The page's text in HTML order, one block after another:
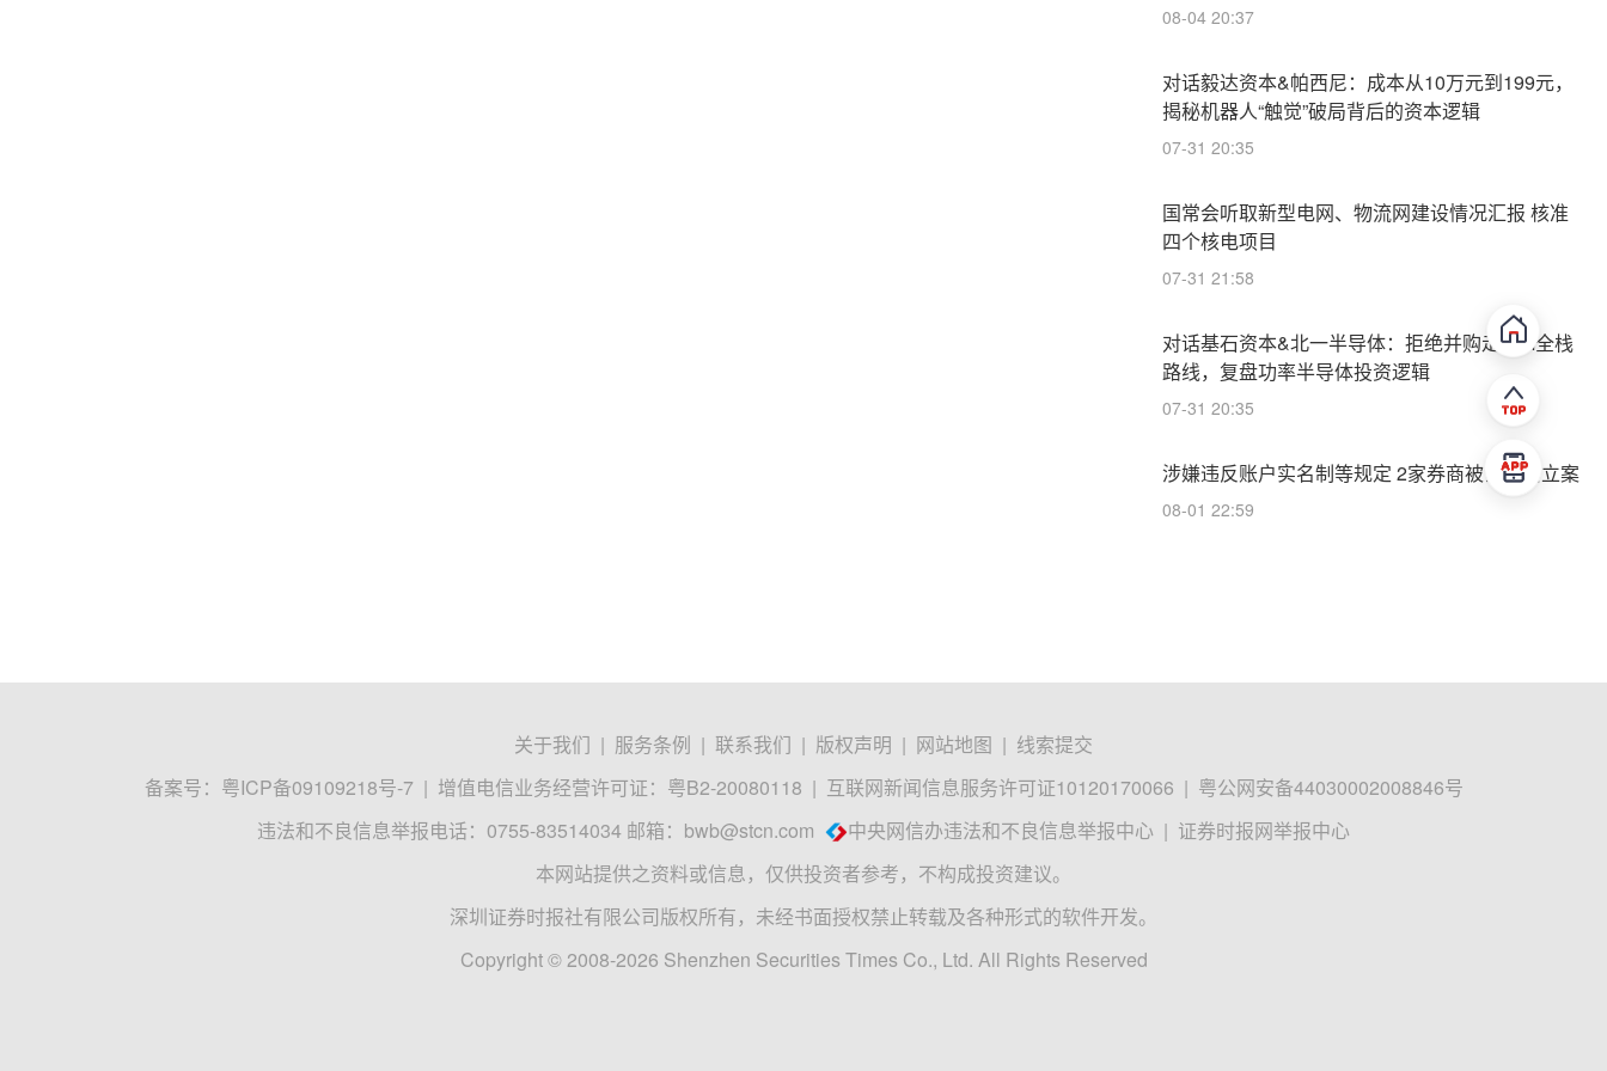
08-04 20:37
对话毅达资本&帕西尼：成本从10万元到199元，
揭秘机器人“触觉”破局背后的资本逻辑
07-31 20:35
国常会听取新型电网、物流网建设情况汇报 核准
四个核电项目
07-31 21:58
对话基石资本&北一半导体：拒绝并购走IDM全栈
路线，复盘功率半导体投资逻辑
07-31 20:35
涉嫌违反账户实名制等规定 2家券商被证监会立案
08-01 22:59
关于我们 | 服务条例 | 联系我们 | 版权声明 | 网站地图 | 线索提交
备案号： 粤ICP备09109218号-7 | 增值电信业务经营许可证：粤B2-20080118 | 互联网新闻信息服务许可证10120170066 | 粤公网安备44030002008846号
违法和不良信息举报电话：0755-83514034 邮箱： bwb@stcn.com 中央网信办违法和不良信息举报中心 | 证券时报网举报中心
本网站提供之资料或信息，仅供投资者参考，不构成投资建议。
深圳证券时报社有限公司版权所有，未经书面授权禁止转载及各种形式的软件开发。
Copyright © 2008-2026 Shenzhen Securities Times Co., Ltd. All Rights Reserved